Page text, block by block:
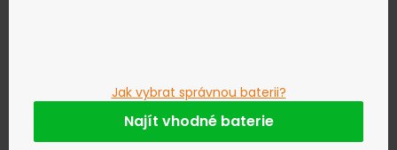
Jak vybrat správnou baterii?
Najít vhodné baterie